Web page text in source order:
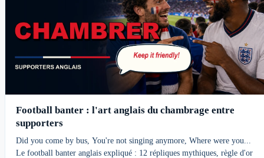
Football banter : l'art anglais du chambrage entre
supporters
Did you come by bus, You're not singing anymore, Where were you...
Le football banter anglais expliqué : 12 répliques mythiques, règle d'or